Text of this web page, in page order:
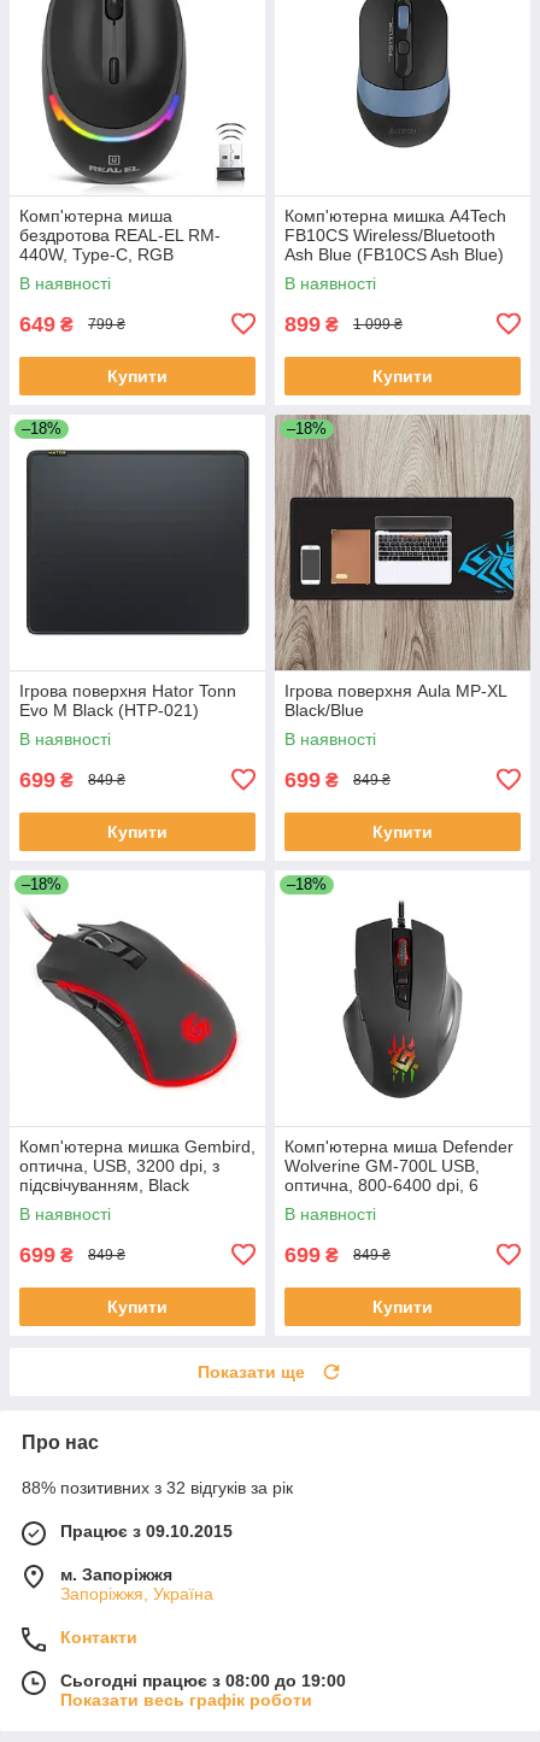
Комп'ютерна миша
бездротова REAL-EL RM-
440W, Type-C, RGB
підсвічування, оптична, 1600
dpi, 3 кнопки Black
В наявності
649 ₴ 799 ₴
Купити
Комп'ютерна мишка A4Tech
FB10CS Wireless/Bluetooth
Ash Blue (FB10CS Ash Blue)
В наявності
899 ₴ 1 099 ₴
Купити
–18%
Ігрова поверхня Hator Tonn
Evo M Black (HTP-021)
В наявності
699 ₴ 849 ₴
Купити
–18%
Ігрова поверхня Aula MP-XL
Black/Blue
В наявності
699 ₴ 849 ₴
Купити
–18%
Комп'ютерна мишка Gembird,
оптична, USB, 3200 dpi, з
підсвічуванням, Black
В наявності
699 ₴ 849 ₴
Купити
–18%
Комп'ютерна миша Defender
Wolverine GM-700L USB,
оптична, 800-6400 dpi, 6
кнопок, RGB підсвітка 14
режимів чорна
В наявності
699 ₴ 849 ₴
Купити
Показати ще
Про нас
88% позитивних з 32 відгуків за рік
Працює з 09.10.2015
м. Запоріжжя
Запоріжжя, Україна
Контакти
Сьогодні працює з 08:00 до 19:00
Показати весь графік роботи